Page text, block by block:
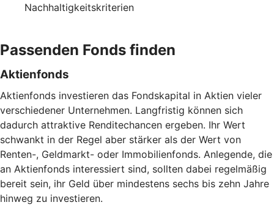
Nachhaltigkeitskriterien
Passenden Fonds finden
Aktienfonds
Aktienfonds investieren das Fondskapital in Aktien vieler
verschiedener Unternehmen. Langfristig können sich
dadurch attraktive Renditechancen ergeben. Ihr Wert
schwankt in der Regel aber stärker als der Wert von
Renten-, Geldmarkt- oder Immobilienfonds. Anlegende, die
an Aktienfonds interessiert sind, sollten dabei regelmäßig
bereit sein, ihr Geld über mindestens sechs bis zehn Jahre
hinweg zu investieren.